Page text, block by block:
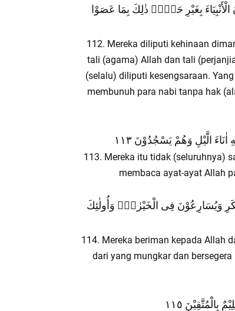
الْأَنْبِيَاءَ بِغَيْرِ حَقٍّۗ ذٰلِكَ بِمَا عَصَوْا
112. Mereka diliputi kehinaan
tali (agama) Allah dan tali
(selalu) diliputi kesengsaraan.
membunuh para nabi tanpa hak
الَّيْلِ وَهُمْ يَسْجُدُوْنَ ١١٣
113. Mereka itu tidak (seluruhnya)
membaca ayat-ayat Allah
وَيُسَارِعُوْنَ فِى الْخَيْرٰتِۗ وَأُولٰئِكَ
114. Mereka beriman kepada Allah
dari yang mungkar dan
١١٥